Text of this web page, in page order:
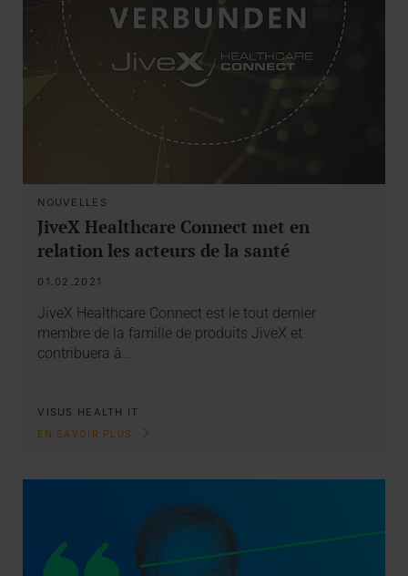
NOUVELLES
JiveX Healthcare Connect met en
relation les acteurs de la santé
01.02.2021
JiveX Healthcare Connect est le tout dernier
membre de la famille de produits JiveX et
contribuera à…
VISUS HEALTH IT
EN SAVOIR PLUS